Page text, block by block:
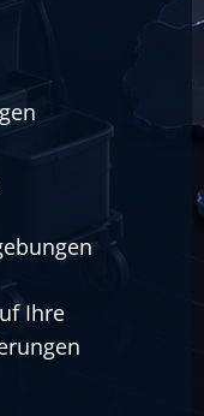
Ihre